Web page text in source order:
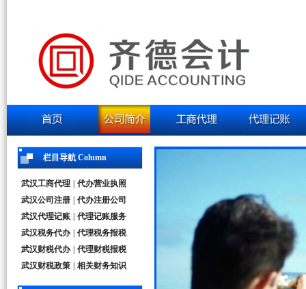
栏目导航 Column
武汉工商代理
代办营业执照
武汉公司注册
代办注册公司
武汉代理记账
代理记账服务
武汉税务代办
代理税务报税
武汉财税代办
代理财税报税
武汉财税政策
相关财务知识